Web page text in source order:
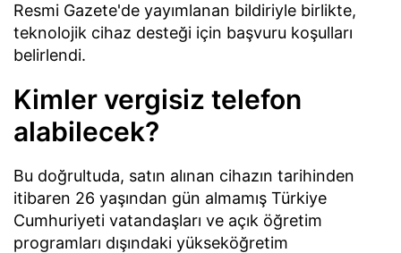
Resmi Gazete'de yayımlanan bildiriyle birlikte,
teknolojik cihaz desteği için başvuru koşulları
belirlendi.
Kimler vergisiz telefon
alabilecek?
Bu doğrultuda, satın alınan cihazın tarihinden
itibaren 26 yaşından gün almamış Türkiye
Cumhuriyeti vatandaşları ve açık öğretim
programları dışındaki yükseköğretim